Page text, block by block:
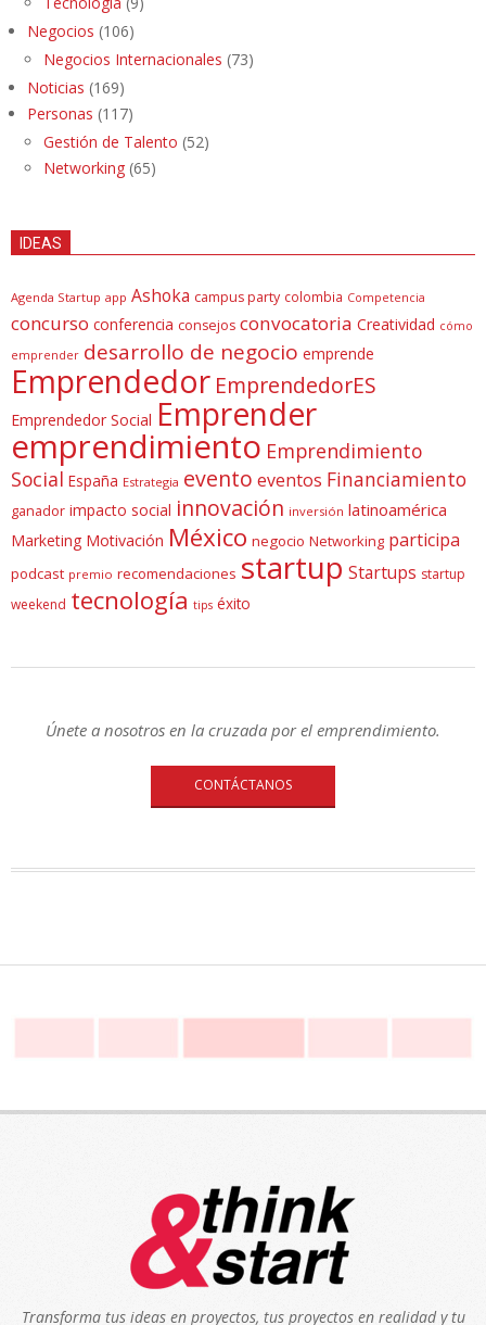
Negocios (106)
Negocios Internacionales (73)
Noticias (169)
Personas (117)
Gestión de Talento (52)
Networking (65)
IDEAS
Agenda Startup app Ashoka campus party colombia Competencia
concurso conferencia consejos convocatoria Creatividad cómo
emprender desarrollo de negocio emprende
Emprendedor EmprendedorES
Emprendedor Social Emprender
emprendimiento Emprendimiento
Social España Estrategia evento eventos Financiamiento
ganador impacto social innovación inversión latinoamérica
Marketing Motivación México negocio Networking participa
podcast premio recomendaciones startup Startups startup
weekend tecnología tips éxito
Únete a nosotros en la cruzada por el emprendimiento.
CONTÁCTANOS
Transforma tus ideas en proyectos, tus proyectos en realidad y tu